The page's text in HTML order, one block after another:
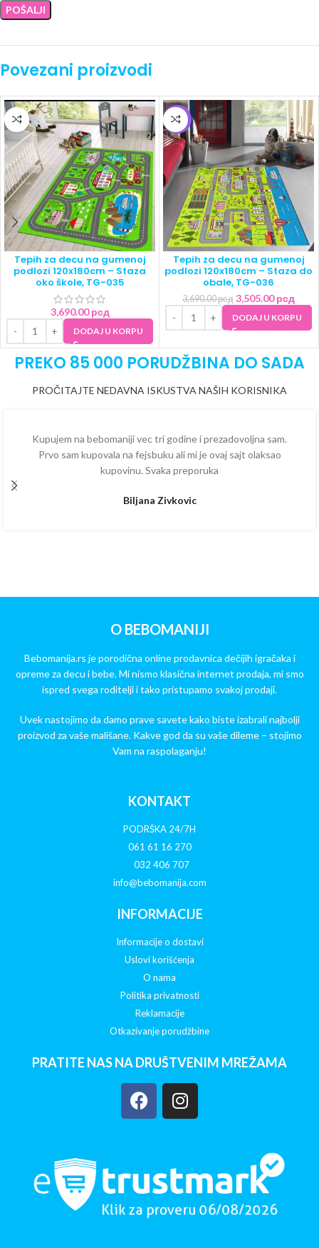
Povezani proizvodi
Tepih za decu na gumenoj
podlozi 120x180cm – Staza
oko škole, TG-035
3,690.00рсд
DODAJ U KORPU
-5%
Tepih za decu na gumenoj
podlozi 120x180cm – Staza do
obale, TG-036
3,690.00рсд 3,505.00рсд
DODAJ U KORPU
PREKO 85 000 PORUDŽBINA DO SADA
PROČITAJTE NEDAVNA ISKUSTVA NAŠIH KORISNIKA
Kupujem na bebomaniji vec tri godine i prezadovoljna sam.
Prvo sam kupovala na fejsbuku ali mi je ovaj sajt olaksao
kupovinu. Svaka preporuka
Biljana Zivkovic
O BEBOMANIJI
Bebomanija.rs je porodična online prodavnica dečijih igračaka i
opreme za decu i bebe. Mi nismo klasična internet prodaja, mi smo
ispred svega roditelji i tako pristupamo svakoj prodaji.
Uvek nastojimo da damo prave savete kako biste izabrali najbolji
proizvod za vaše mališane. Kakve god da su vaše dileme – stojimo
Vam na raspolaganju!
KONTAKT
PODRŠKA 24/7H
061 61 16 270
032 406 707
info@bebomanija.com
INFORMACIJE
Informacije o dostavi
Uslovi korišćenja
O nama
Politika privatnosti
Reklamacije
Otkazivanje porudžbine
PRATITE NAS NA DRUŠTVENIM MREŽAMA